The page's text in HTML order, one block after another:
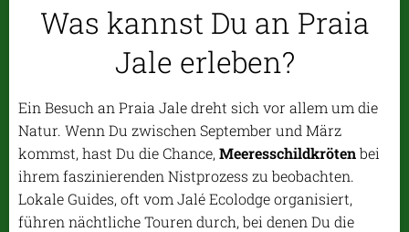
Was kannst Du an Praia
Jale erleben?
Ein Besuch an Praia Jale dreht sich vor allem um die
Natur. Wenn Du zwischen September und März
kommst, hast Du die Chance, Meeresschildkrötenbei
ihrem faszinierenden Nistprozess zu beobachten.
Lokale Guides, oft vom Jalé Ecolodge organisiert,
führen nächtliche Touren durch, bei denen Du die